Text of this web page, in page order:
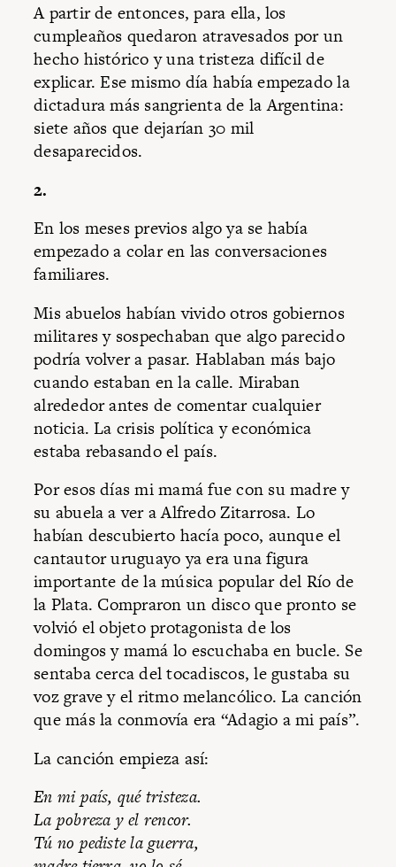
A partir de entonces, para ella, los
cumpleaños quedaron atravesados por un
hecho histórico y una tristeza difícil de
explicar. Ese mismo día había empezado la
dictadura más sangrienta de la Argentina:
siete años que dejarían 30 mil
desaparecidos.
2.
En los meses previos algo ya se había
empezado a colar en las conversaciones
familiares.
Mis abuelos habían vivido otros gobiernos
militares y sospechaban que algo parecido
podría volver a pasar. Hablaban más bajo
cuando estaban en la calle. Miraban
alrededor antes de comentar cualquier
noticia. La crisis política y económica
estaba rebasando el país.
Por esos días mi mamá fue con su madre y
su abuela a ver a Alfredo Zitarrosa. Lo
habían descubierto hacía poco, aunque el
cantautor uruguayo ya era una figura
importante de la música popular del Río de
la Plata. Compraron un disco que pronto se
volvió el objeto protagonista de los
domingos y mamá lo escuchaba en bucle. Se
sentaba cerca del tocadiscos, le gustaba su
voz grave y el ritmo melancólico. La canción
que más la conmovía era “Adagio a mi país”.
La canción empieza así:
En mi país, qué tristeza.
La pobreza y el rencor.
Tú no pediste la guerra,